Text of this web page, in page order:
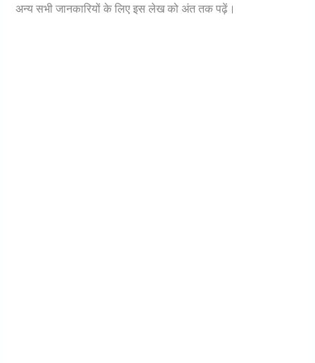
अन्य सभी जानकारियों के लिए इस लेख को अंत तक पढ़ें।